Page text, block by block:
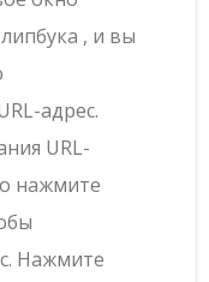
, и вы
адрес.
URL-
нажмите
Нажмите